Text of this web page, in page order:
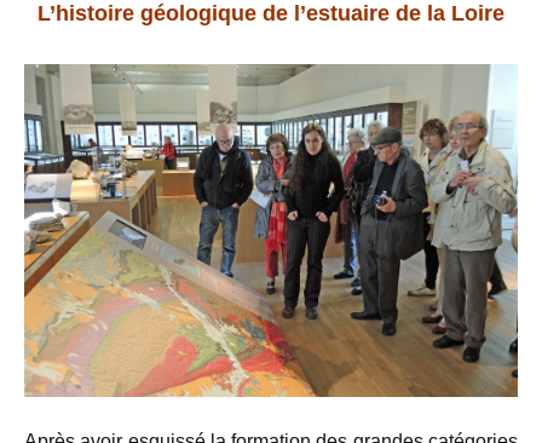
L’histoire géologique de l’estuaire de la Loire